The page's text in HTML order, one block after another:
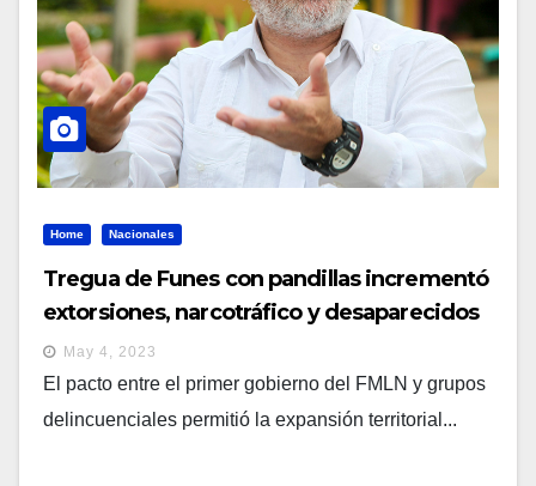
Home Nacionales
Tregua de Funes con pandillas incrementó
extorsiones, narcotráfico y desaparecidos
May 4, 2023
El pacto entre el primer gobierno del FMLN y grupos
delincuenciales permitió la expansión territorial...